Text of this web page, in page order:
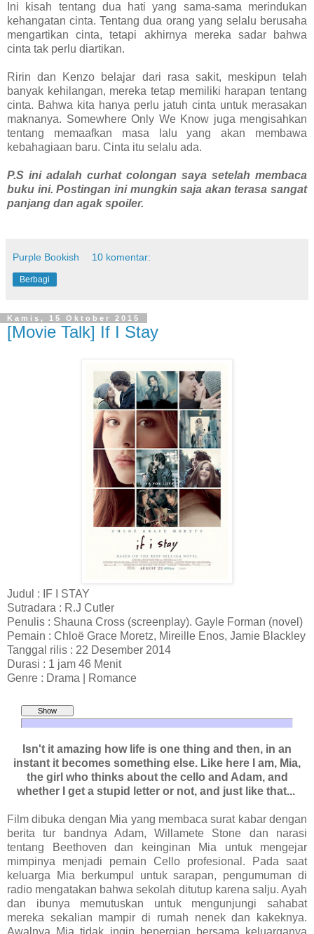
ni kisah tentang dua hati yang sama-sama merindukan
kehangatan cinta. Tentang dua orang yang selalu berusaha
mengartikan cinta, tetapi akhirnya mereka sadar bahwa
cinta tak perlu diartikan.
Ririn dan Kenzo belajar dari rasa sakit, meskipun telah
banyak kehilangan, mereka tetap memiliki harapan tentang
cinta. Bahwa kita hanya perlu jatuh cinta untuk merasakan
maknanya. Somewhere Only We Know juga mengisahkan
tentang memaafkan masa lalu yang akan membawa
kebahagiaan baru. Cinta itu selalu ada.
P.S ini adalah curhat colongan saya setelah membaca
buku ini. Postingan ini mungkin saja akan terasa sangat
panjang dan agak spoiler.
Purple Bookish 10 komentar:
Berbagi
Kamis, 15 Oktober 2015
[Movie Talk] If I Stay
Judul : IF I STAY
Sutradara : R.J Cutler
Penulis : Shauna Cross (screenplay). Gayle Forman (novel)
Pemain : Chloë Grace Moretz, Mireille Enos, Jamie Blackley
Tanggal rilis : 22 Desember 2014
Durasi : 1 jam 46 Menit
Genre : Drama | Romance
Isn't it amazing how life is one thing and then, in an
instant it becomes something else. Like here I am, Mia,
the girl who thinks about the cello and Adam, and
whether I get a stupid letter or not, and just like that...
Film dibuka dengan Mia yang membaca surat kabar dengan
berita tur bandnya Adam, Willamete Stone dan narasi
tentang Beethoven dan keinginan Mia untuk mengejar
mimpinya menjadi pemain Cello profesional. Pada saat
keluarga Mia berkumpul untuk sarapan, pengumuman di
radio mengatakan bahwa sekolah ditutup karena salju. Ayah
dan ibunya memutuskan untuk mengunjungi sahabat
mereka sekalian mampir di rumah nenek dan kakeknya.
Awalnya Mia tidak ingin bepergian bersama keluarganya